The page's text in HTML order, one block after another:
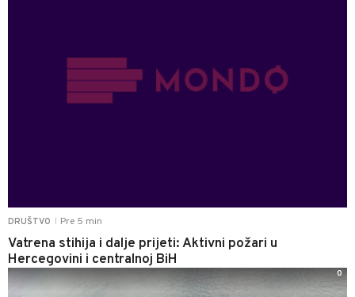
DRUŠTVO Pre 5 min
Vatrena stihija i dalje prijeti: Aktivni požari u
Hercegovini i centralnoj BiH
0